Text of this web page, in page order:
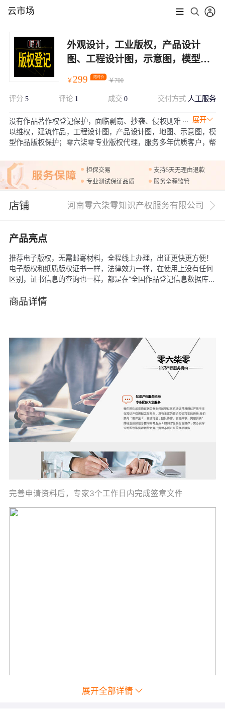
云市场
外观设计，工业版权，产品设计
图、工程设计图，示意图，模型作
品，建筑作品|版权保护登记|著作权
￥ 299 限时价
￥700
评分 5 评论 1 成交0 交付方式 人工服务
展开
没有作品著作权登记保护，面临剽窃、抄袭、侵权则难
以维权，建筑作品，工程设计图，产品设计图，地图、示意图，模
型作品版权保护；零六柒零专业版权代理，服务多年优质客户，帮
担保交易
支持5天无理由退款
专业测试保证品质
服务全程监管
店铺 河南零六柒零知识产权服务有限公司
产品亮点
推荐电子版权，无需邮寄材料，全程线上办理，出证更快更方便！
电子版权和纸质版权证书一样，法律效力一样，在使用上没有任何
区别，证书信息的查询也一样，都是在“全国作品登记信息数据库管
国家版权局盖章。
商品详情
完善申请资料后，专家3个工作日内完成签章文件
展开全部详情